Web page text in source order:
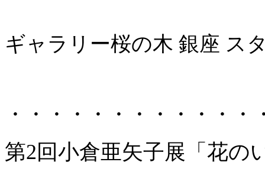
ギャラリー桜の木 銀座 ス
・・・・・・・・・・・
第2回小倉亜矢子展「花の